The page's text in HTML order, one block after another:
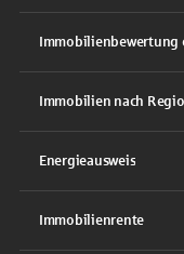
Immobilienbewertung
Immobilien nach
Energieausweis
Immobilienrente